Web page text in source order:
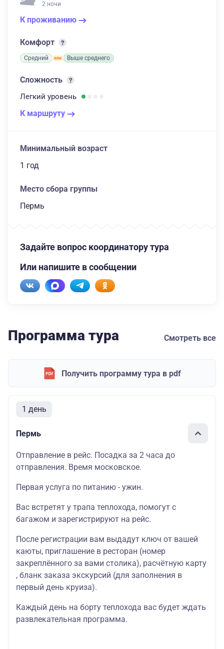
2 ночи
К проживанию
Комфорт
Средний Выше среднего
Сложность
Легкий уровень
К маршруту
Минимальный возраст
1 год
Место сбора группы
Пермь
Задайте вопрос координатору тура
Или напишите в сообщении
Программа тура Смотреть все
Получить программу тура в pdf
1 день
Пермь
Отправление в рейс. Посадка за 2 часа до
отправления. Время московское.
Первая услуга по питанию - ужин.
Вас встретят у трапа теплохода, помогут с
багажом и зарегистрируют на рейс.
После регистрации вам выдадут ключ от вашей
каюты, приглашение в ресторан (номер
закреплённого за вами столика), расчётную карту
, бланк заказа экскурсий (для заполнения в
первый день круиза).
Каждый день на борту теплохода вас будет ждать
развлекательная программа.